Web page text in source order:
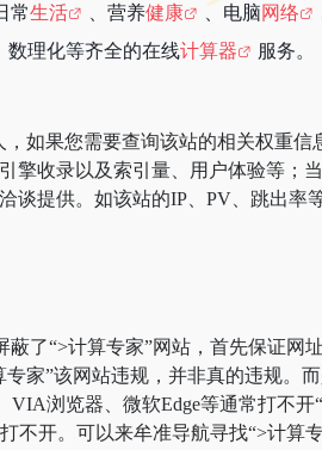
常生活 、营养健康 、电脑网络
数理化等齐全的在线计算器 服务。
，如果您需要查询该站的相关权重信
擎收录以及索引量、用户体验等；
谈提供。如该站的IP、PV、跳出率等
了“>计算专家”网站，首先保证
家”该网站违规，并非真的违规。
浏览器、微软Edge等通常打不
开。可以来牟准导航寻找“>计算